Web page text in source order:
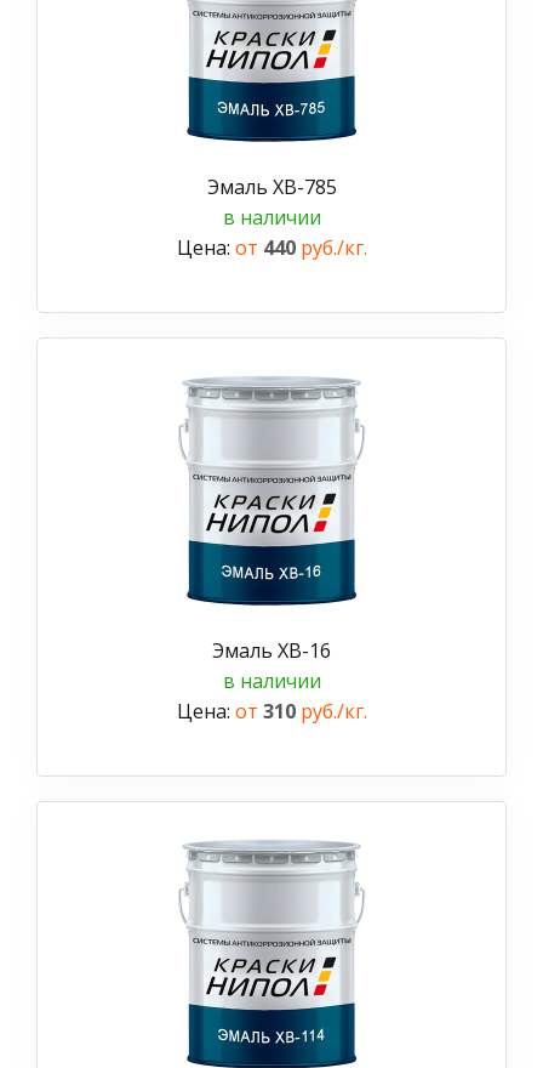
Эмаль ХВ-785
в наличии
Цена: от 440руб./кг.
Эмаль ХВ-16
в наличии
Цена: от 310руб./кг.